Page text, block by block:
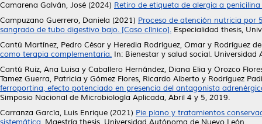
Camarena Galván, José (2024) Retiro de etiqueta de alergia a
Campuzano Guerrero, Daniela (2021) Proceso de atención nutricia por
sangrado de tubo digestivo bajo. [Caso clínico]. Especialidad thesis,
Cantú Martínez, Pedro César y Heredia Rodríguez, Omar y Rodríguez
como terapia complementaria. In: Bienestar y salud social.
Cantú Ruiz, Ana Luisa y Caballero Hernández, Diana Elia y Orozco
Tamez Guerra, Patricia y Gómez Flores, Ricardo Alberto y Rodríguez
ferroportina, efecto potenciado en presencia del antagonista
Simposio Nacional de Microbiología Aplicada, Abril 4 y 5, 2019.
Carranza García, Luis Enrique (2021) Pie plano y tratamientos